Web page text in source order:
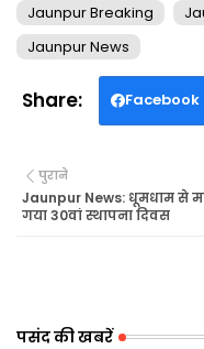
Jaunpur Breaking
Jaunpur News
Facebook
पुराने
Jaunpur News: धूमधाम से
गया 30वां स्थापना दिवस
पसंद की खबरें